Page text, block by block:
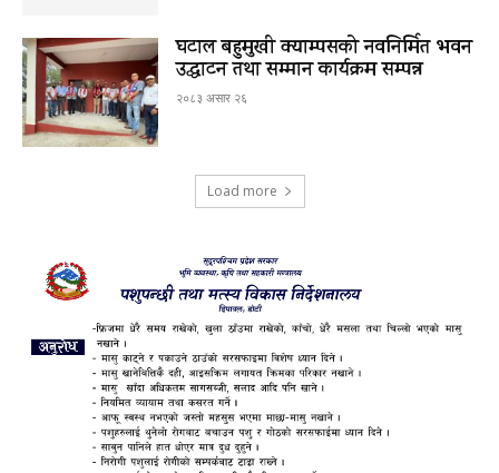
घटाल बहुमुखी क्याम्पसको नवनिर्मित भवन
उद्घाटन तथा सम्मान कार्यक्रम सम्पन्न
२०८३ असार २६
Load more